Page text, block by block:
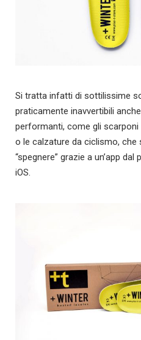
Si tratta infatti di sottilissime
praticamente inavvertibili
performanti, come gli
o le calzature da ciclismo, che
“spegnere” grazie a un’app
iOS.